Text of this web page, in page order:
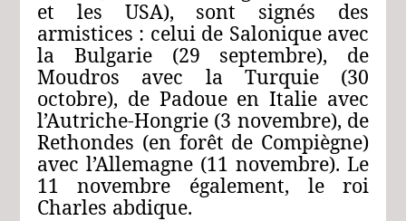
et les USA), sont signés des
armistices : celui de Salonique avec
la Bulgarie (29 septembre), de
Moudros avec la Turquie (30
octobre), de Padoue en Italie avec
l’Autriche-Hongrie (3 novembre), de
Rethondes (en forêt de Compiègne)
avec l’Allemagne (11 novembre). Le
11 novembre également, le roi
Charles abdique.